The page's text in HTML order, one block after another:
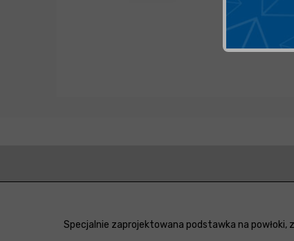
Specjalnie zaprojektowana podstawka na